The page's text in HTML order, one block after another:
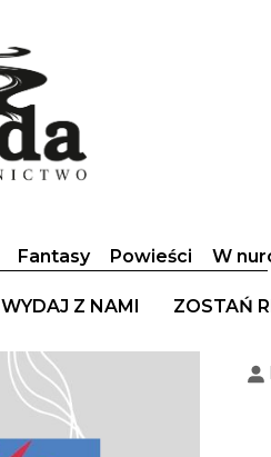
Fantasy Powieści W
WYDAJ Z NAMI ZOSTAŃ